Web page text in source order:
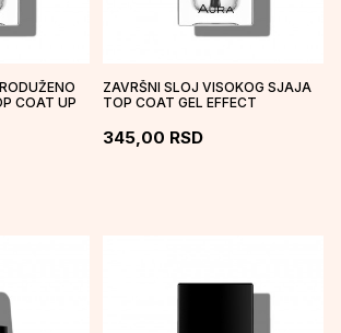
COAT UP
ZAVRŠNI SLOJ VISOKOG SJAJA
TOP COAT GEL EFFECT
345,00 RSD